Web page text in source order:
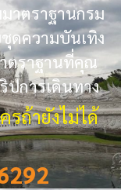
าตราฐานกรม
ดความบันเทิง
ตราฐานที่คุณ
ปการเดินทาง
รถ้ายังไม่ได้